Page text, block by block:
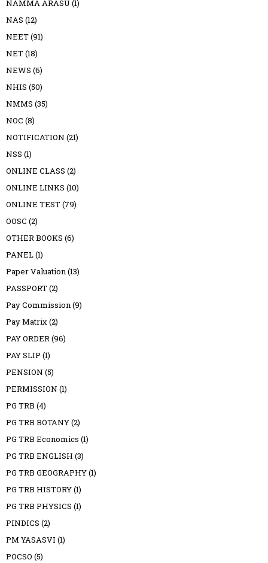
NAMMA ARASU (1)
NAS (12)
NEET(91)
NET(18)
NEWS (6)
NHIS (50)
NMMS (35)
NOC (8)
NOTIFICATION (21)
NSS (1)
ONLINE CLASS (2)
ONLINE LINKS (10)
ONLINE TEST(79)
OOSC (2)
OTHER BOOKS (6)
PANEL(1)
Paper Valuation(13)
PASSPORT(2)
Pay Commission(9)
Pay Matrix(2)
PAY ORDER(96)
PAY SLIP (1)
PENSION (5)
PERMISSION (1)
PG TRB (4)
PG TRB BOTANY(2)
PG TRB Economics (1)
PG TRB ENGLISH (3)
PG TRB GEOGRAPHY(1)
PG TRB HISTORY(1)
PG TRB PHYSICS (1)
PINDICS (2)
PM YASASVI (1)
POCSO (5)